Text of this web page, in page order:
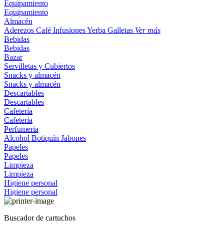
Equipamiento
Equipamiento
Almacén
Aderezos Café InfusionesYerba Galletas Ver más
Bebidas
Bebidas
Bazar
Servilletas y Cubiertos
Snacks y almacén
Snacks y almacén
Descartables
Descartables
Cafetería
Cafetería
Perfumería
Alcohol Botiquín Jabones
Papeles
Papeles
Limpieza
Limpieza
Higiene personal
Higiene personal
Buscador de cartuchos